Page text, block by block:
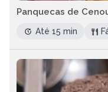
Panquecas de
Até 15 min